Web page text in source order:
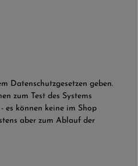
Datenschutzgesetzen geben.
zum Test des Systems
es können keine im Shop
aber zum Ablauf der